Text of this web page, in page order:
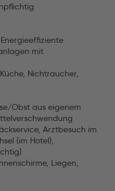
mit
Nichtraucher,
Obst aus eigenem
Arztbesuch im
(im Hotel),
Liegen,